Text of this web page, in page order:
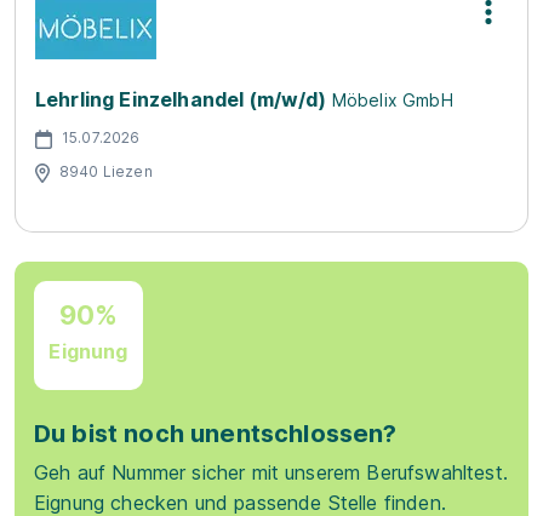
Lehrling Einzelhandel (m/w/d) Möbelix GmbH
15.07.2026
8940 Liezen
90%
Eignung
Du bist noch unentschlossen?
Geh auf Nummer sicher mit unserem Berufswahltest.
Eignung checken und passende Stelle finden.